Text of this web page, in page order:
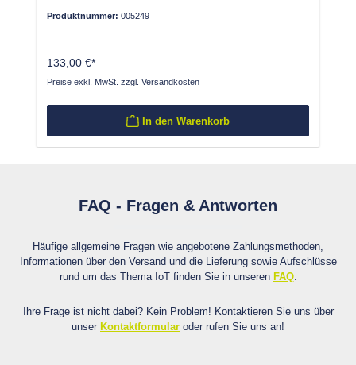
Produktnummer: 005249
133,00 €*
Preise exkl. MwSt. zzgl. Versandkosten
In den Warenkorb
FAQ - Fragen & Antworten
Häufige allgemeine Fragen wie angebotene Zahlungsmethoden,
Informationen über den Versand und die Lieferung sowie Aufschlüsse
rund um das Thema IoT finden Sie in unseren FAQ.
Ihre Frage ist nicht dabei? Kein Problem! Kontaktieren Sie uns über
unser Kontaktformular oder rufen Sie uns an!